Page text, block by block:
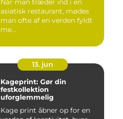
Når man træder ind i en
asiatisk restaurant, mødes
man ofte af en verden fyldt
me...
13. jun
Kageprint: Gør din
festkollektion
uforglemmelig
Kage print åbner op for en